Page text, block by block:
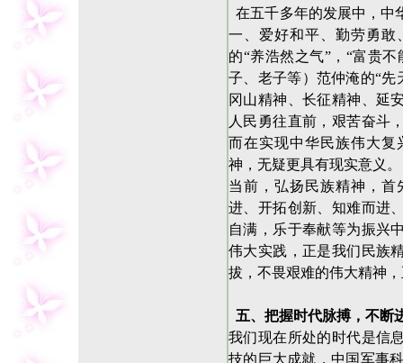
在五千多年的发展中，中
一、爱好和平、勤劳勇敢
的“养浩然之气”，“富贵
子、老子等）范仲淹的“先
冈山精神、长征精神、延
人民勇往直前，艰苦奋斗
而在实现中华民族伟大复
神，无疑更具有现实意义
当前，弘扬民族精神，
进、开拓创新、知难而进
自满，乐于奉献等为振兴
伟大实践，正是我们民族
拔，不畏艰难的伟大精神
五、把握时代脉搏，不断
我们现在所处的时代是信
技的巨大成就，中国军事